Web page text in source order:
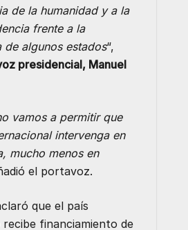
de la humanidad y a la
frente a la
algunos estados“,
presidencial, Manuel
vamos a permitir que
intervenga en
mucho menos en
el portavoz.
que el país
financiamiento de